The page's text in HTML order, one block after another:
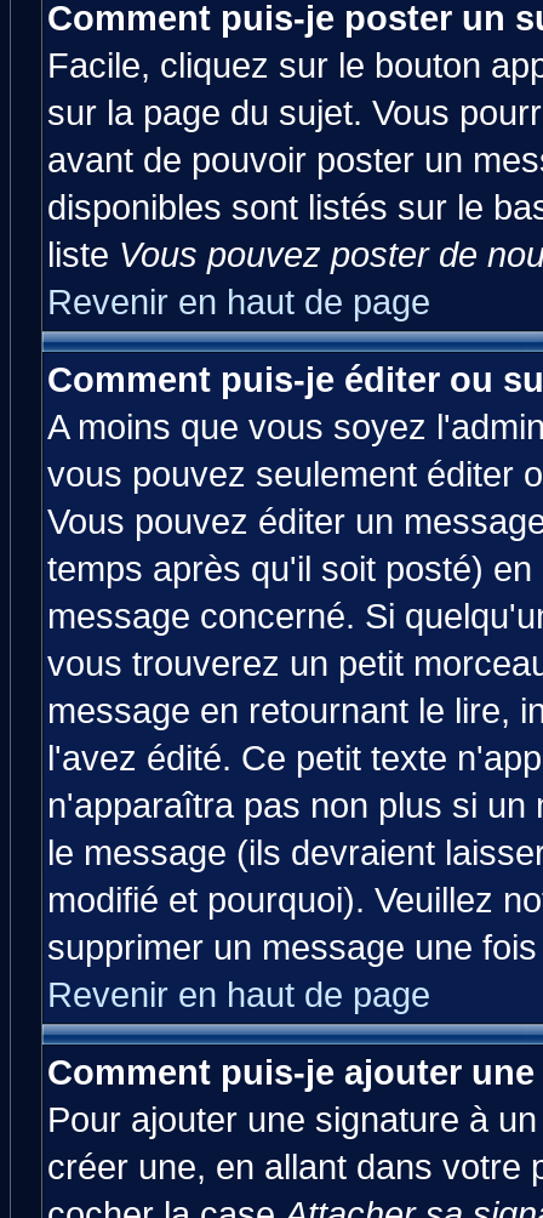
Comment puis-je poster un
Facile, cliquez sur le bouton
sur la page du sujet. Vous
avant de pouvoir poster un
disponibles sont listés sur le
liste Vous pouvez poster de
Revenir en haut de page
Comment puis-je éditer ou
A moins que vous soyez
vous pouvez seulement éditer
Vous pouvez éditer un
temps après qu'il soit posté)
message concerné. Si
vous trouverez un petit
message en retournant le lire,
l'avez édité. Ce petit texte
n'apparaîtra pas non plus si
le message (ils devraient
modifié et pourquoi). Veuillez
supprimer un message une
Revenir en haut de page
Comment puis-je ajouter
Pour ajouter une signature à
créer une, en allant dans votre